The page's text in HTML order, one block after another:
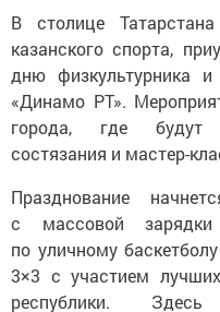
В столице
казанского спорта,
дню физкультурника
«Динамо РТ».
города, где будут
состязания и мастер-
Празднование
с массовой
по уличному
3×3 с участием
республики.